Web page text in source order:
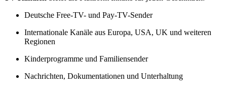
Deutsche Free-TV- und Pay-TV-Sender
Internationale Kanäle aus Europa, USA, UK und weiteren
Regionen
Kinderprogramme und Familiensender
Nachrichten, Dokumentationen und Unterhaltung